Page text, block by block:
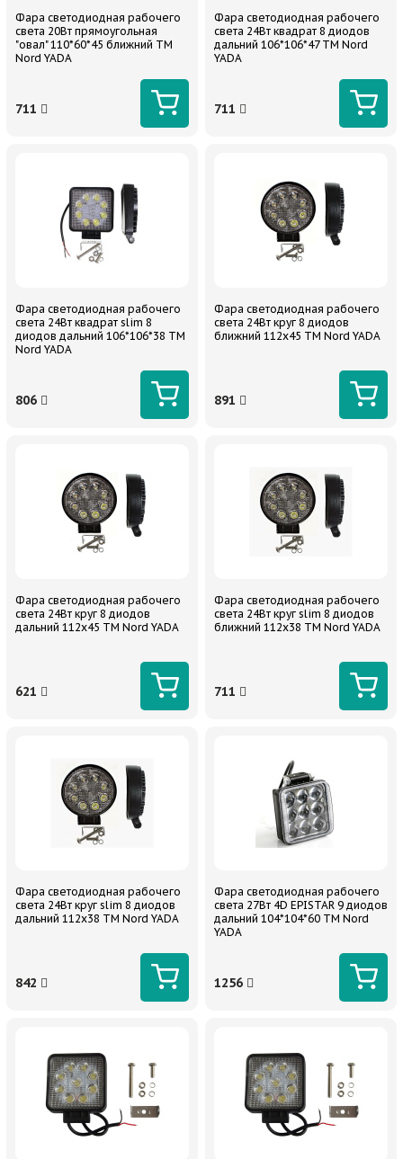
Фара светодиодная рабочего
света 20Вт прямоугольная
"овал" 110*60*45 ближний ТМ
Nord YADA
711
Фара светодиодная рабочего
света 24Вт квадрат 8 диодов
дальний 106*106*47 TM Nord
YADA
711
Фара светодиодная рабочего
света 24Вт квадрат slim 8
диодов дальний 106*106*38 TM
Nord YADA
806
Фара светодиодная рабочего
света 24Вт круг 8 диодов
ближний 112х45 TM Nord YADA
891
Фара светодиодная рабочего
света 24Вт круг 8 диодов
дальний 112х45 TM Nord YADA
621
Фара светодиодная рабочего
света 24Вт круг slim 8 диодов
ближний 112х38 TM Nord YADA
711
Фара светодиодная рабочего
света 24Вт круг slim 8 диодов
дальний 112х38 TM Nord YADA
842
Фара светодиодная рабочего
света 27Вт 4D EPISTAR 9 диодов
дальний 104*104*60 TM Nord
YADA
1256